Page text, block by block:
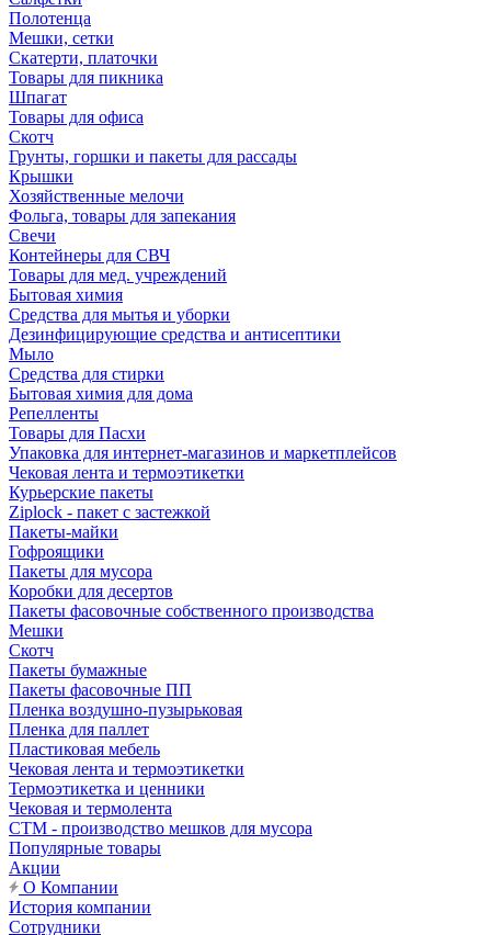
Полотенца
Мешки, сетки
Скатерти, платочки
Товары для пикника
Шпагат
Товары для офиса
Скотч
Грунты, горшки и пакеты для рассады
Крышки
Хозяйственные мелочи
Фольга, товары для запекания
Свечи
Контейнеры для СВЧ
Товары для мед. учреждений
Бытовая химия
Средства для мытья и уборки
Дезинфицирующие средства и антисептики
Мыло
Средства для стирки
Бытовая химия для дома
Репелленты
Товары для Пасхи
Упаковка для интернет-магазинов и маркетплейсов
Чековая лента и термоэтикетки
Курьерские пакеты
Ziplock - пакет с застежкой
Пакеты-майки
Гофроящики
Пакеты для мусора
Коробки для десертов
Пакеты фасовочные собственного производства
Мешки
Скотч
Пакеты бумажные
Пакеты фасовочные ПП
Пленка воздушно-пузырьковая
Пленка для паллет
Пластиковая мебель
Чековая лента и термоэтикетки
Термоэтикетка и ценники
Чековая и термолента
СТМ - производство мешков для мусора
Популярные товары
Акции
О Компании
История компании
Сотрудники